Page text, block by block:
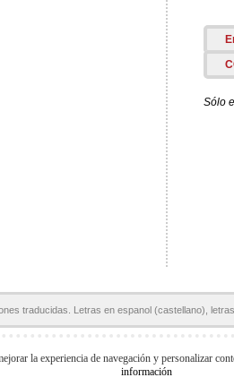
Sólo
traducidas. Letras en espanol (castellano),
Amigas: Letras en español Letras de
la experiencia de navegación y personalizar
información